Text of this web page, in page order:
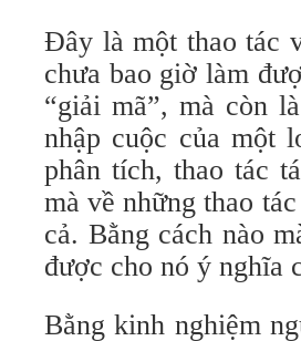
Đây là một thao tác
chưa bao giờ làm
“giải mã”, mà còn
nhập cuộc của một
phân tích, thao tác
mà về những thao
cả. Bằng cách nào
được cho nó ý nghĩa
Bằng kinh nghiệm